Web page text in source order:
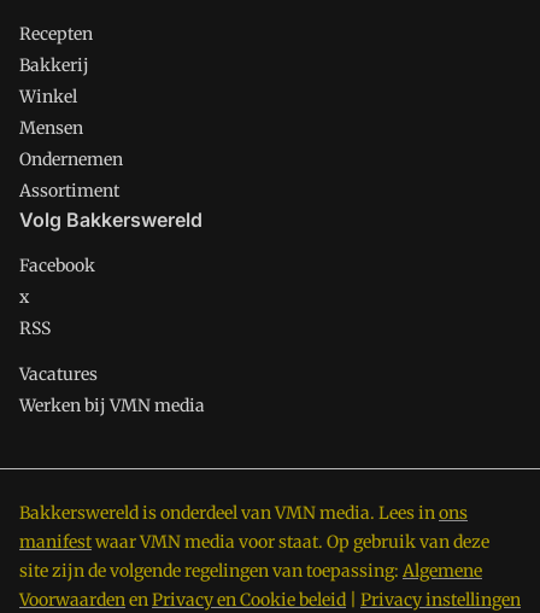
Recepten
Bakkerij
Winkel
Mensen
Ondernemen
Assortiment
Volg Bakkerswereld
Facebook
x
RSS
Vacatures
Werken bij VMN media
Bakkerswereld is onderdeel van VMN media. Lees inons
manifestwaar VMN media voor staat. Op gebruik van deze
site zijn de volgende regelingen van toepassing: Algemene
VoorwaardenenPrivacy en Cookie beleid Privacy instellingen